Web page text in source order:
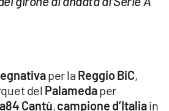
per la Reggio BiC,
del Palamedaper
Cantù,campione d’Italiain